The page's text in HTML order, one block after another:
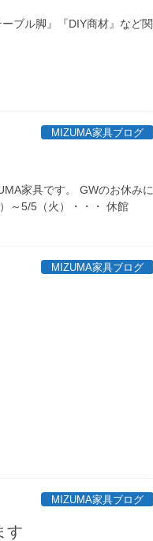
ブル脚』『DIY商材』など関
MIZUMA家具ブログ
家具です。 GWのお休みに
～5/5（火）・・・ 休館
MIZUMA家具ブログ
MIZUMA家具ブログ
す